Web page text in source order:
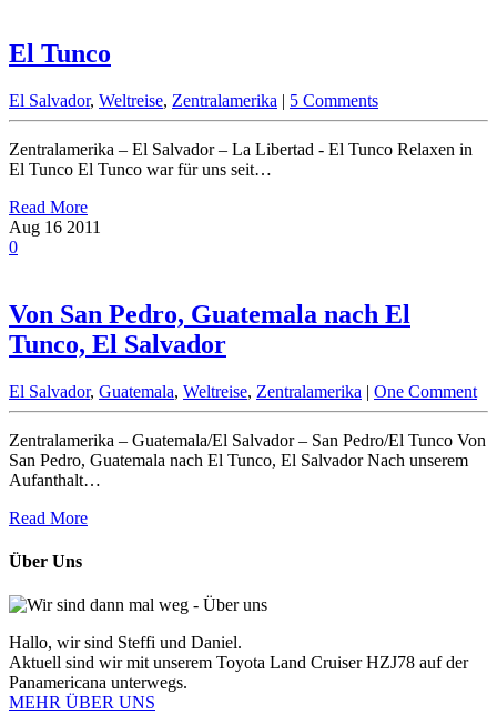
El Tunco
El Salvador, Weltreise, Zentralamerika | 5 Comments
Zentralamerika – El Salvador – La Libertad - El Tunco Relaxen in
El Tunco El Tunco war für uns seit…
Read More
Aug 16 2011
0
Von San Pedro, Guatemala nach El
Tunco, El Salvador
El Salvador, Guatemala, Weltreise, Zentralamerika | One Comment
Zentralamerika – Guatemala/El Salvador – San Pedro/El Tunco Von
San Pedro, Guatemala nach El Tunco, El Salvador Nach unserem
Aufanthalt…
Read More
Über Uns
Hallo, wir sind Steffi und Daniel.
Aktuell sind wir mit unserem Toyota Land Cruiser HZJ78 auf der
Panamericana unterwegs.
MEHR ÜBER UNS